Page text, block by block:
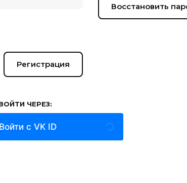
Регистрация
Восстановить
ЧЕРЕЗ:
Войти с VK ID